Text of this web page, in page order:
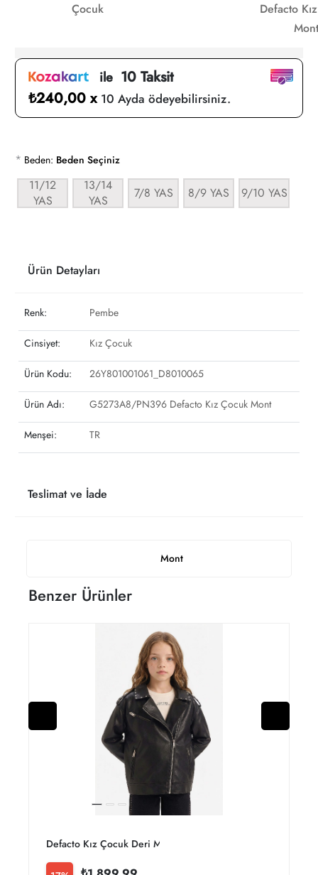
Çocuk
Defacto
Mont
ile10 Taksit
₺240,00 x 10 Ayda ödeyebilirsiniz.
* Beden: Beden Seçiniz
11/12
YAS
13/14
YAS
7/8 YAS 8/9 YAS 9/10 YAS
Mont
Ürün Detayları
Renk: Pembe
Cinsiyet: Kız Çocuk
Ürün Kodu: 26Y801001061_D8010065
Ürün Adı: G5273A8/PN396 Defacto Kız Çocuk Mont
Menşei: TR
Teslimat ve İade
Benzer Ürünler
Defacto Kız Çocuk Deri Mont F8918a8/bk27